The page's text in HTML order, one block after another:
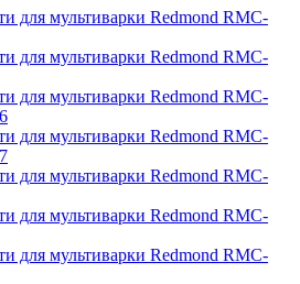
для мультиварки Redmond RMC-
для мультиварки Redmond RMC-
для мультиварки Redmond RMC-
для мультиварки Redmond RMC-
для мультиварки Redmond RMC-
для мультиварки Redmond RMC-
для мультиварки Redmond RMC-